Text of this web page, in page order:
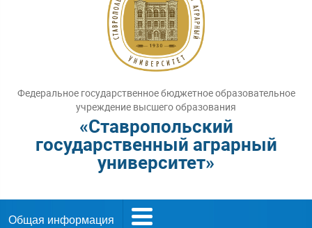
Федеральное государственное бюджетное образовательное
учреждение высшего образования
«Ставропольский
государственный аграрный
университет»
Общая информация